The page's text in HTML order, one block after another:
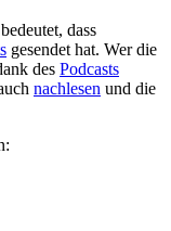
dass
gesendet hat. Wer die
des Podcasts
nachlesen und die